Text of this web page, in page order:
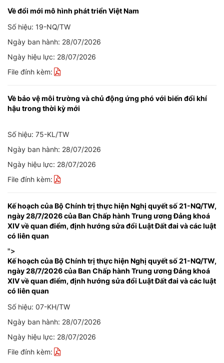
Về đổi mới mô hình phát triển Việt Nam
Số hiệu: 19-NQ/TW
Ngày ban hành: 28/07/2026
Ngày hiệu lực: 28/07/2026
File đính kèm:
Về bảo vệ môi trường và chủ động ứng phó với biến đổi khí
hậu trong thời kỳ mới
Số hiệu: 75-KL/TW
Ngày ban hành: 28/07/2026
Ngày hiệu lực: 28/07/2026
File đính kèm:
Kế hoạch của Bộ Chính trị thực hiện Nghị quyết số 21-NQ/TW,
ngày 28/7/2026 của Ban Chấp hành Trung ương Đảng khoá
XIV về quan điểm, định hướng sửa đổi Luật Đất đai và các luật
có liên quan
">
Kế hoạch của Bộ Chính trị thực hiện Nghị quyết số 21-NQ/TW,
ngày 28/7/2026 của Ban Chấp hành Trung ương Đảng khoá
XIV về quan điểm, định hướng sửa đổi Luật Đất đai và các luật
có liên quan
Số hiệu: 07-KH/TW
Ngày ban hành: 28/07/2026
Ngày hiệu lực: 28/07/2026
File đính kèm: